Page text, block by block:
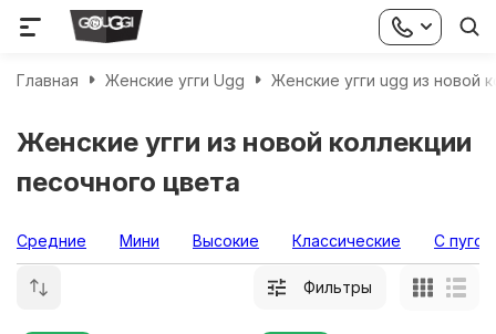
Главная Женские угги Ugg Женские угги ugg из новой
Женские угги из новой коллекции
песочного цвета
Средние Мини Высокие Классические С
Фильтры